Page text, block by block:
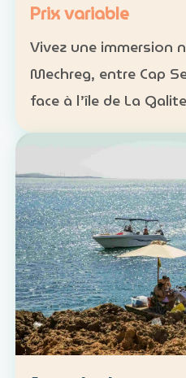
Prix variable
Vivez une immersion
Mechreg, entre Cap
face à l’île de La Galite. Camping
pension : 65 DT
déjeuner : 120 DT…